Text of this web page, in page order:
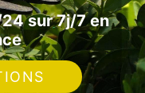
sur 7j/7 en